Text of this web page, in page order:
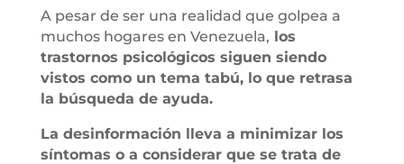
A pesar de ser una realidad que golpea a
muchos hogares en Venezuela, los
trastornos psicológicos siguen siendo
vistos como un tema tabú, lo que retrasa
la búsqueda de ayuda.
La desinformación lleva a minimizar los
síntomas o a considerar que se trata de